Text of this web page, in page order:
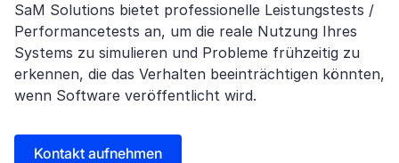
SaM Solutions bietet professionelle Leistungstests /
Performancetests an, um die reale Nutzung Ihres
Systems zu simulieren und Probleme frühzeitig zu
erkennen, die das Verhalten beeinträchtigen könnten,
wenn Software veröffentlicht wird.
Kontakt aufnehmen